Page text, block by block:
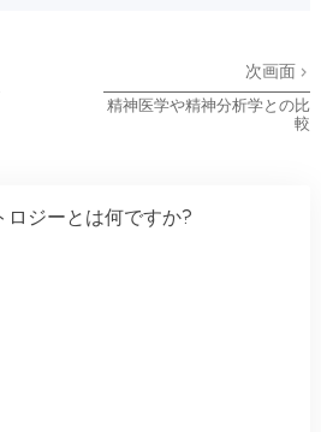
次画面
精神医学や精神分析学との比
較
ロジーとは何ですか?